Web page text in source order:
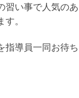
習い事で人気の
。
指導員一同お待